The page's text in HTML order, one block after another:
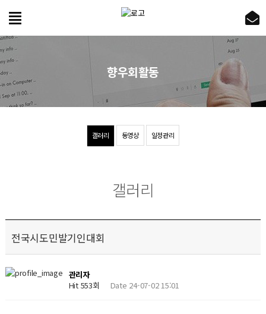
갤러리 동영상 일정관리
향우회활동
갤러리
전국시도민발기인대회
관리자
Hit 553회
Date 24-07-02 15:01